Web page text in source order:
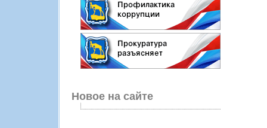
Новое на сайте